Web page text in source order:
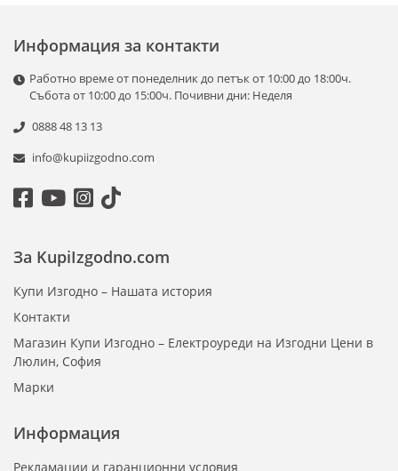
Информация за контакти
Работно време от понеделник до петък от 10:00 до 18:00ч.
Събота от 10:00 до 15:00ч. Почивни дни: Неделя
0888 48 13 13
info@kupiizgodno.com
Информация
Рекламации и гаранционни условия
За KupiIzgodno.com
Купи Изгодно – Нашата история
Контакти
Магазин Купи Изгодно – Електроуреди на Изгодни Цени в
Люлин, София
Марки